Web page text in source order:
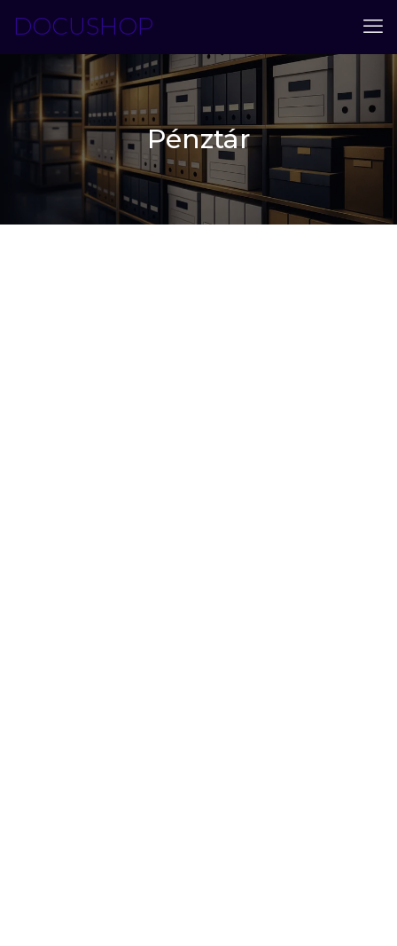
DOCUSHOP
Pénztár